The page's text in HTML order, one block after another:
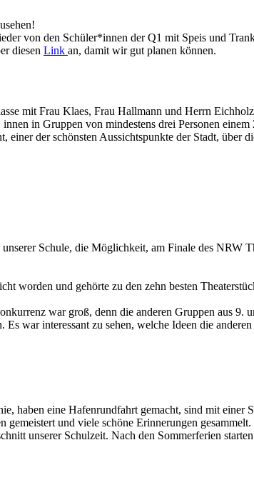
von den Schüler*innen der Q1 mit Speis und
diesen Link an, damit wir gut planen können.
mit Frau Klaes, Frau Hallmann und Herrn
in Gruppen von mindestens drei Personen
der schönsten Aussichtspunkte der Stadt,
Schule, die Möglichkeit, am Finale des NRW
worden und gehörte zu den zehn besten
war groß, denn die anderen Gruppen aus 9.
war interessant zu sehen, welche Ideen die
haben eine Hafenrundfahrt gemacht, sind mit
gemeistert und viele schöne Erinnerungen gesammelt.
unserer Schulzeit. Nach den Sommerferien